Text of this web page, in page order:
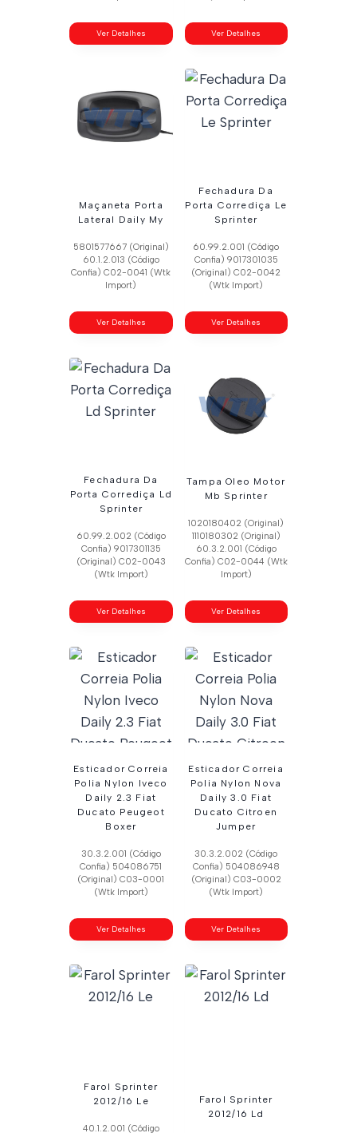
Ver Detalhes Ver Detalhes
Maçaneta Porta
Lateral Daily My
5801577667 (Original)
60.1.2.013 (Código
Confia) C02-0041 (Wtk
Import)
Ver Detalhes
Fechadura Da
Porta Corrediça Le
Sprinter
60.99.2.001 (Código
Confia) 9017301035
(Original) C02-0042
(Wtk Import)
Ver Detalhes
Fechadura Da
Porta Corrediça Ld
Sprinter
60.99.2.002 (Código
Confia) 9017301135
(Original) C02-0043
(Wtk Import)
Ver Detalhes
Tampa Oleo Motor
Mb Sprinter
1020180402 (Original)
1110180302 (Original)
60.3.2.001 (Código
Confia) C02-0044 (Wtk
Import)
Ver Detalhes
Esticador Correia
Polia Nylon Iveco
Daily 2.3 Fiat
Ducato Peugeot
Boxer
30.3.2.001 (Código
Confia) 504086751
(Original) C03-0001
(Wtk Import)
Ver Detalhes
Esticador Correia
Polia Nylon Nova
Daily 3.0 Fiat
Ducato Citroen
Jumper
30.3.2.002 (Código
Confia) 504086948
(Original) C03-0002
(Wtk Import)
Ver Detalhes
Farol Sprinter
2012/16 Le
40.1.2.001 (Código
Farol Sprinter
2012/16 Ld